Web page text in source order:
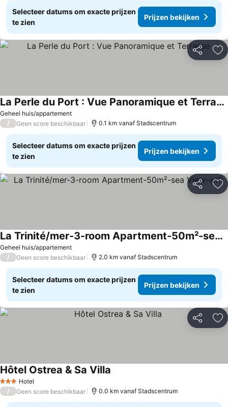
Selecteer datums om exacte prijzen
te zien
Prijzen bekijken
Delen
Geheel huis/appartement
La Perle du Port : Vue Panoramique et Terrasse
Prijzen bekijken
/ Geen score beschikbaar 0.1 km vanaf Stadscentrum
Selecteer datums om exacte prijzen
te zien
Prijzen bekijken
Delen
Geheel huis/appartement
La Trinité/mer-3-room Apartment-50m²-sea View-wifi
Prijzen bekijken
/ Geen score beschikbaar 2.0 km vanaf Stadscentrum
Selecteer datums om exacte prijzen
te zien
Prijzen bekijken
Delen
3 SterrenHotel
Hôtel Ostrea & Sa Villa
/ Geen score beschikbaar 0.0 km vanaf Stadscentrum